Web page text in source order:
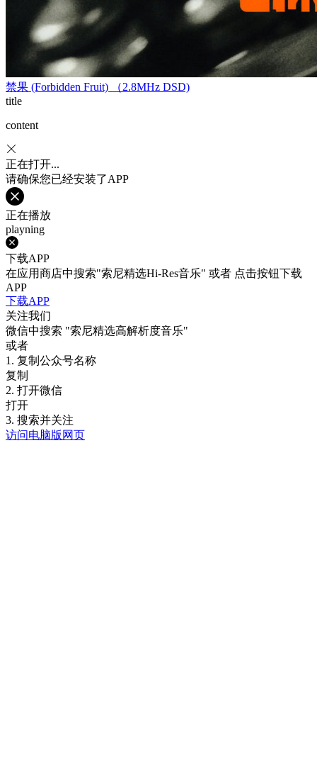
禁果 (Forbidden Fruit) （2.8MHz DSD)
title
content
正在打开...
请确保您已经安装了APP
正在播放
playning
下载APP
在应用商店中搜索"索尼精选Hi-Res音乐" 或者 点击按钮下载
APP
下载APP
关注我们
微信中搜索 "索尼精选高解析度音乐"
或者
1. 复制公众号名称
复制
2. 打开微信
打开
3. 搜索并关注
访问电脑版网页